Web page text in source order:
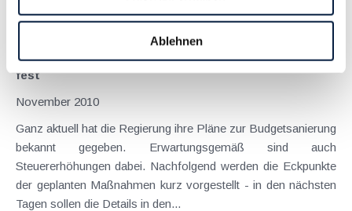
Ablehnen
Langtext
empfehlen drucken
Budgetsanierung - Pläne der Regierung stehen nun
fest
November 2010
Ganz aktuell hat die Regierung ihre Pläne zur Budgetsanierung
bekannt gegeben. Erwartungsgemäß sind auch
Steuererhöhungen dabei. Nachfolgend werden die Eckpunkte
der geplanten Maßnahmen kurz vorgestellt - in den nächsten
Tagen sollen die Details in den...